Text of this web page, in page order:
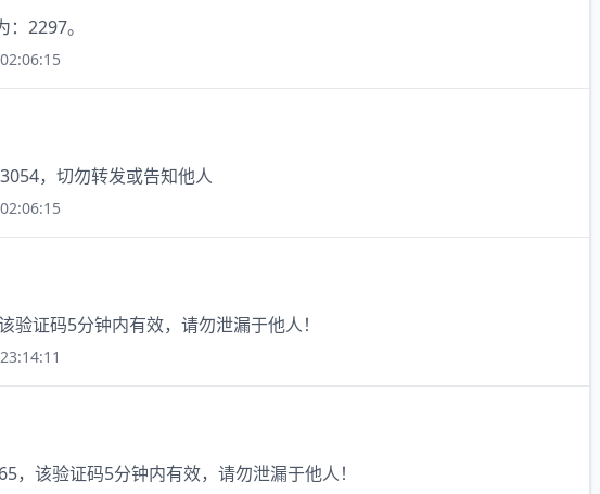
2297。
，切勿转发或告知他人
验证码5分钟内有效，请勿泄漏于他人！
，该验证码5分钟内有效，请勿泄漏于他人！